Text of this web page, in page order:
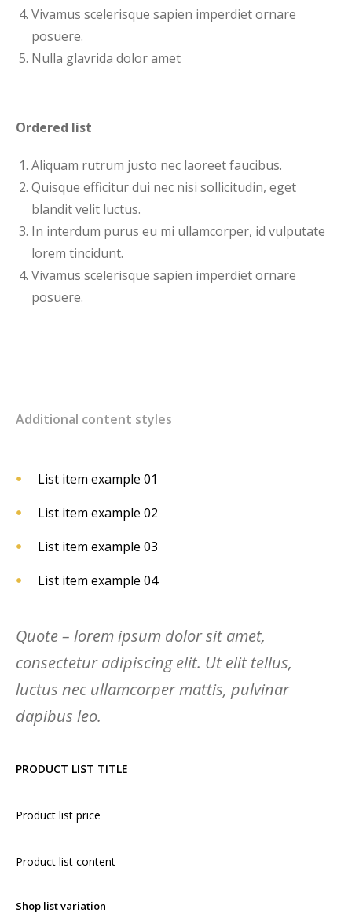
Vivamus scelerisque sapien imperdiet ornare
posuere.
Nulla glavrida dolor amet
Ordered list
Aliquam rutrum justo nec laoreet faucibus.
Quisque efficitur dui nec nisi sollicitudin, eget
blandit velit luctus.
In interdum purus eu mi ullamcorper, id vulputate
lorem tincidunt.
Vivamus scelerisque sapien imperdiet ornare
posuere.
Additional content styles
List item example 01
List item example 02
List item example 03
List item example 04
Quote – lorem ipsum dolor sit amet,
consectetur adipiscing elit. Ut elit tellus,
luctus nec ullamcorper mattis, pulvinar
dapibus leo.
PRODUCT LIST TITLE
Product list price
Product list content
Shop list variation